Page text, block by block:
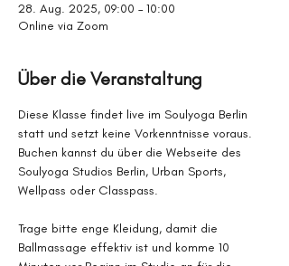
28. Aug. 2025, 09:00 – 10:00
Online via Zoom
Über die Veranstaltung
Diese Klasse findet live im Soulyoga Berlin
statt und setzt keine Vorkenntnisse voraus.
Buchen kannst du über die Webseite des
Soulyoga Studios Berlin, Urban Sports,
Wellpass oder Classpass.
Trage bitte enge Kleidung, damit die
Ballmassage effektiv ist und komme 10